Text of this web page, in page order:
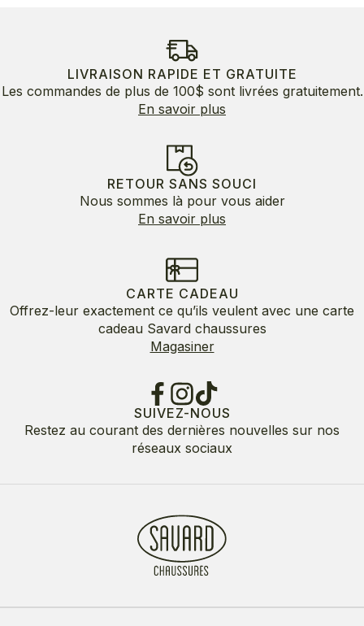
LIVRAISON RAPIDE ET GRATUITE
Les commandes de plus de 100$ sont livrées gratuitement.
En savoir plus
RETOUR SANS SOUCI
Nous sommes là pour vous aider
En savoir plus
CARTE CADEAU
Offrez-leur exactement ce qu’ils veulent avec une carte
cadeau Savard chaussures
Magasiner
SUIVEZ-NOUS
Restez au courant des dernières nouvelles sur nos
réseaux sociaux